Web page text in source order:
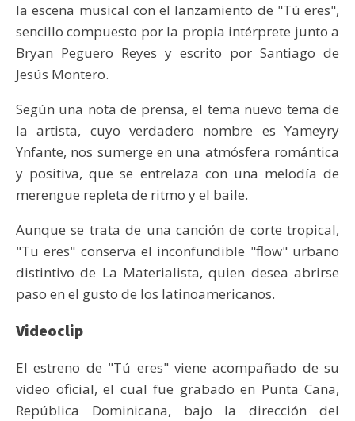
la escena musical con el lanzamiento de "Tú eres",
sencillo compuesto por la propia intérprete junto a
Bryan Peguero Reyes y escrito por Santiago de
Jesús Montero.
Según una nota de prensa, el tema nuevo tema de
la artista, cuyo verdadero nombre es Yameyry
Ynfante, nos sumerge en una atmósfera romántica
y positiva, que se entrelaza con una melodía de
merengue repleta de ritmo y el baile.
Aunque se trata de una canción de corte tropical,
"Tu eres" conserva el inconfundible "flow" urbano
distintivo de La Materialista, quien desea abrirse
paso en el gusto de los latinoamericanos.
Videoclip
El estreno de "Tú eres" viene acompañado de su
video oficial, el cual fue grabado en Punta Cana,
República Dominicana, bajo la dirección del